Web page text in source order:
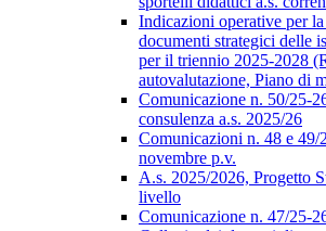
Indicazioni operative per
documenti strategici delle
per il triennio 2025-2028
autovalutazione, Piano di
Comunicazione n. 50/25-
consulenza a.s. 2025/26
Comunicazioni n. 48 e 49/
novembre p.v.
A.s. 2025/2026, Progetto
livello
Comunicazione n. 47/25-